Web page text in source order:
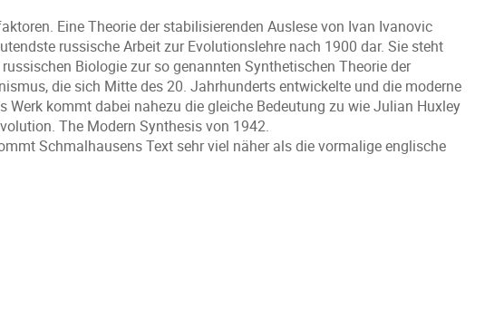
Eine Theorie der stabilisierenden Auslese von Ivan Ivanovic
russische Arbeit zur Evolutionslehre nach 1900 dar. Sie steht
Biologie zur so genannten Synthetischen Theorie der
die sich Mitte des 20. Jahrhunderts entwickelte und die moderne
Werk kommt dabei nahezu die gleiche Bedeutung zu wie Julian Huxley
The Modern Synthesis von 1942.
Schmalhausens Text sehr viel näher als die vormalige englische